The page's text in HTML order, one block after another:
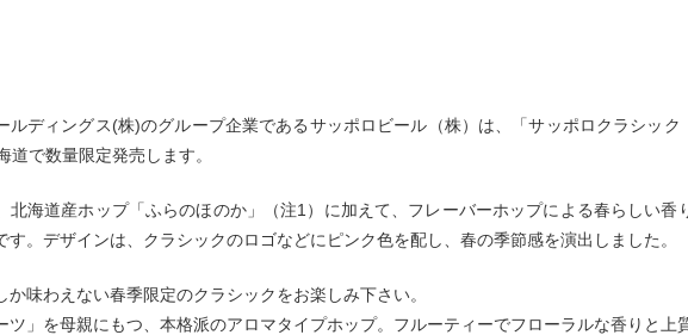
ルディングス(株)のグループ企業であるサッポロビール（株）は、「サッポロクラシッ
道で数量限定発売します。
北海道産ホップ「ふらのほのか」（注1）に加えて、フレーバーホップによる春らしい香
す。デザインは、クラシックのロゴなどにピンク色を配し、春の季節感を演出しました。
か味わえない春季限定のクラシックをお楽しみ下さい。
ツ」を母親にもつ、本格派のアロマタイプホップ。フルーティーでフローラルな香りと上